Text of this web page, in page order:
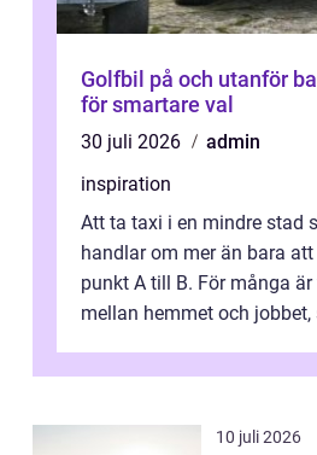
Golfbil på och utanför banan en
för smartare val
30 juli 2026
admin
inspiration
Att ta taxi i en mindre stad
handlar om mer än bara
punkt A till B. För många
mellan hemmet och jobbet,
10 juli 2026